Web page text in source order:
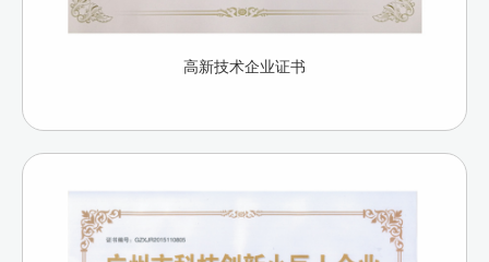
高新技术企业证书